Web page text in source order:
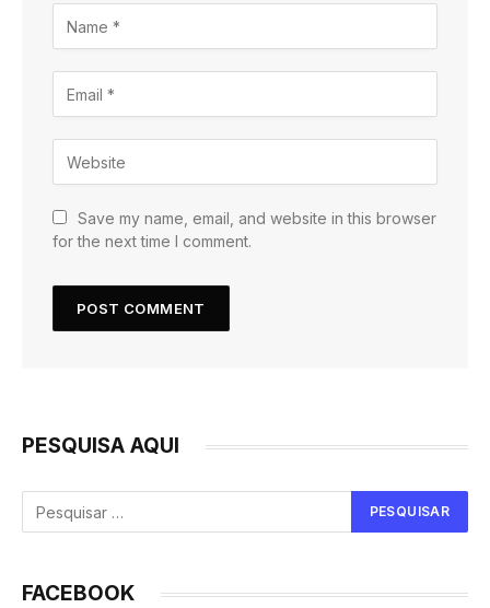
Save my name, email, and website in this browser
for the next time I comment.
PESQUISA AQUI
FACEBOOK